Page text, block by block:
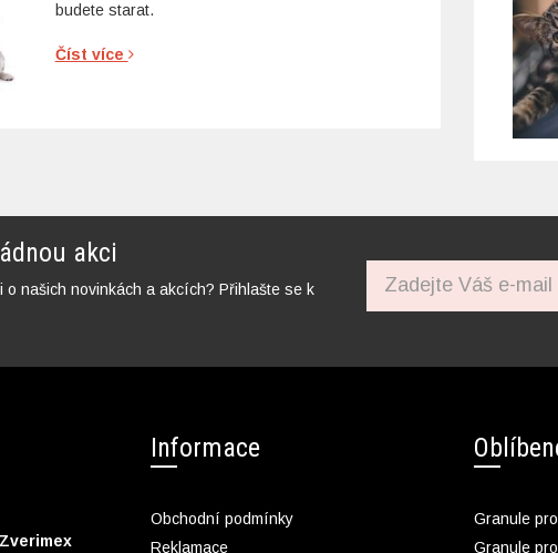
budete starat.
Číst více
akci
o našich novinkách a akcích? Přihlašte se k
Informace
Obchodní podmínky
Reklamace
Granule
Granule